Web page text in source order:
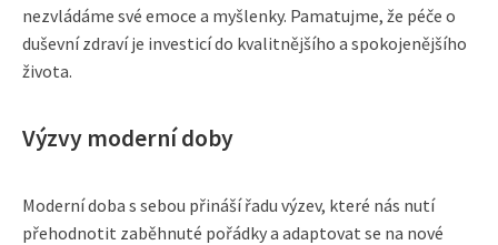
nezvládáme své emoce a myšlenky. Pamatujme, že péče o
duševní zdraví je investicí do kvalitnějšího a spokojenějšího
života.
Výzvy moderní doby
Moderní doba s sebou přináší řadu výzev, které nás nutí
přehodnotit zaběhnuté pořádky a adaptovat se na nové